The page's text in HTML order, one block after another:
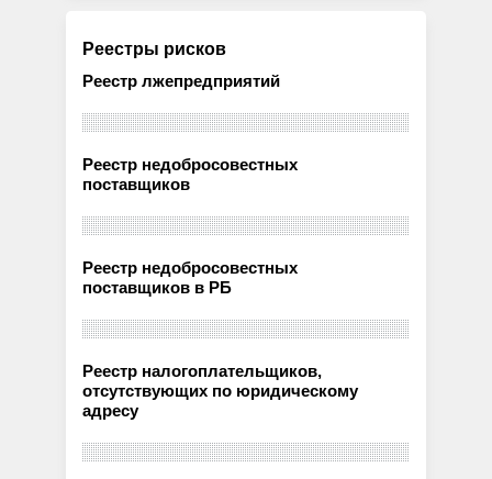
Реестры рисков
Реестр лжепредприятий
Реестр недобросовестных
поставщиков
Реестр недобросовестных
поставщиков в РБ
Реестр налогоплательщиков,
отсутствующих по юридическому
адресу